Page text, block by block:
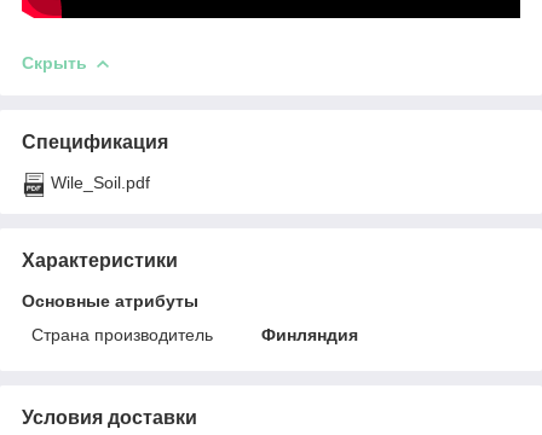
Скрыть
Спецификация
Wile_Soil.pdf
Характеристики
Основные атрибуты
Страна производитель
Финляндия
Условия доставки